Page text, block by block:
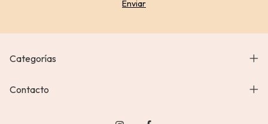
Categorías
Contacto